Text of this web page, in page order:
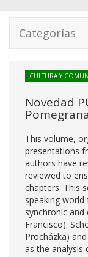
Categorías
CULTURA Y
Novedad
This volume,
presentations
authors have
reviewed to
chapters. This
speaking
synchronic and
Francisco).
Procházka)
as the analysis